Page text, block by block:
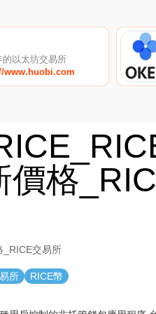
的以太坊交易所
www.huobi.com
價格
_RICE交易所
所
RICE幣